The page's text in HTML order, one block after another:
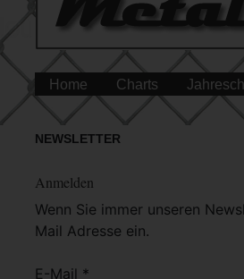
Home Charts
NEWSLETTER
Anmelden
Wenn Sie immer unseren
Mail Adresse ein.
E-Mail *